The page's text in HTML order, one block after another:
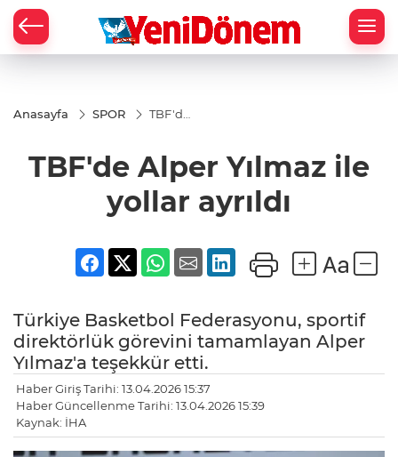
Anasayfa SPOR
TBF'de
ile
yollar
ayrıldı
TBF'de Alper Yılmaz ile
yollar ayrıldı
Türkiye Basketbol Federasyonu, sportif
direktörlük görevini tamamlayan Alper
Yılmaz'a teşekkür etti.
Haber Giriş Tarihi: 13.04.2026 15:37
Haber Güncellenme Tarihi: 13.04.2026 15:39
Kaynak: İHA